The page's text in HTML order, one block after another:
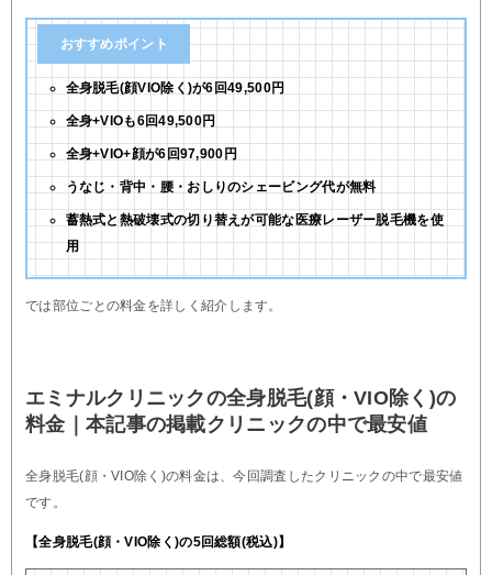
おすすめポイント
全身脱毛(顔VIO除く)が6回49,500円
全身+VIOも6回49,500円
全身+VIO+顔が6回97,900円
うなじ・背中・腰・おしりのシェービング代が無料
蓄熱式と熱破壊式の切り替えが可能な医療レーザー脱毛機を使
用
では部位ごとの料金を詳しく紹介します。
エミナルクリニックの全身脱毛(顔・VIO除く)の
料金｜本記事の掲載クリニックの中で最安値
全身脱毛(顔・VIO除く)の料金は、今回調査したクリニックの中で最安値
です。
【全身脱毛(顔・VIO除く)の5回総額(税込)】